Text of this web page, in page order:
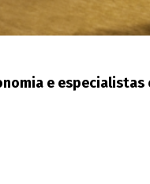
e especialistas